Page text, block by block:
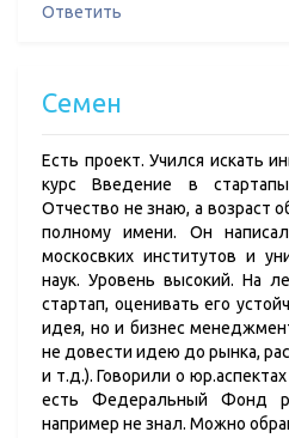
Ответить
Семен
Есть проект. Учился искать
курс Введение в
Отчество не знаю, а возраст
полному имени. Он
москосвких институтов и
наук. Уровень высокий. На
стартап, оценивать его
идея, но и бизнес
не довести идею до рынка,
и т.д.). Говорили о
есть Федеральный Фонд
например не знал. Можно